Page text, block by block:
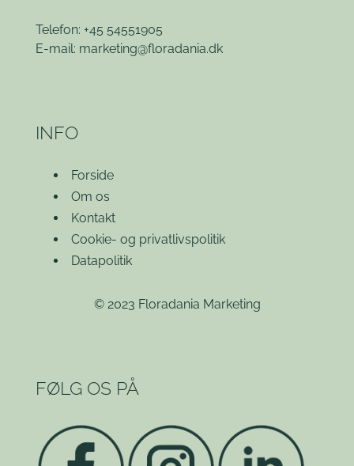
Telefon: +45 54551905
E-mail: marketing@floradania.dk
INFO
Forside
Om os
Kontakt
Cookie- og privatlivspolitik
Datapolitik
© 2023 Floradania Marketing
FØLG OS PÅ